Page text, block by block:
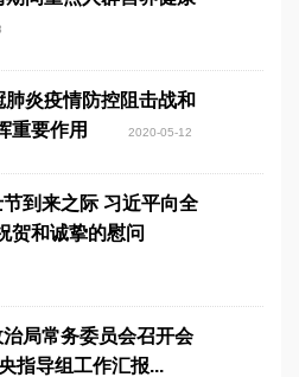
炎疫情防控阻击战和
重要作用
2020-05-12
到来之际 习近平向全
贺和诚挚的慰问
局常务委员会召开会
指导组工作汇报...